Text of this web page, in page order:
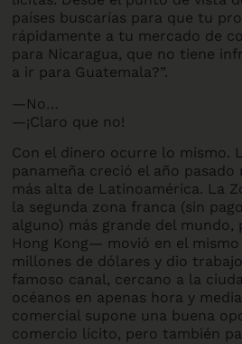
países buscarías para que tu
rápidamente a tu mercado de
para Nicaragua, que no tiene
a ir para Guatemala?”.
—No…
—¡Claro que no!
Con el dinero ocurre lo mismo.
panameña creció el año pasado
más alta de Latinoamérica. La
la segunda zona franca (sin
alguno) más grande del mundo,
Hong Kong— movió en el
millones de dólares y dio
famoso canal, cercano a la
océanos en apenas hora y
comercial supone una buena
comercio lícito, pero también